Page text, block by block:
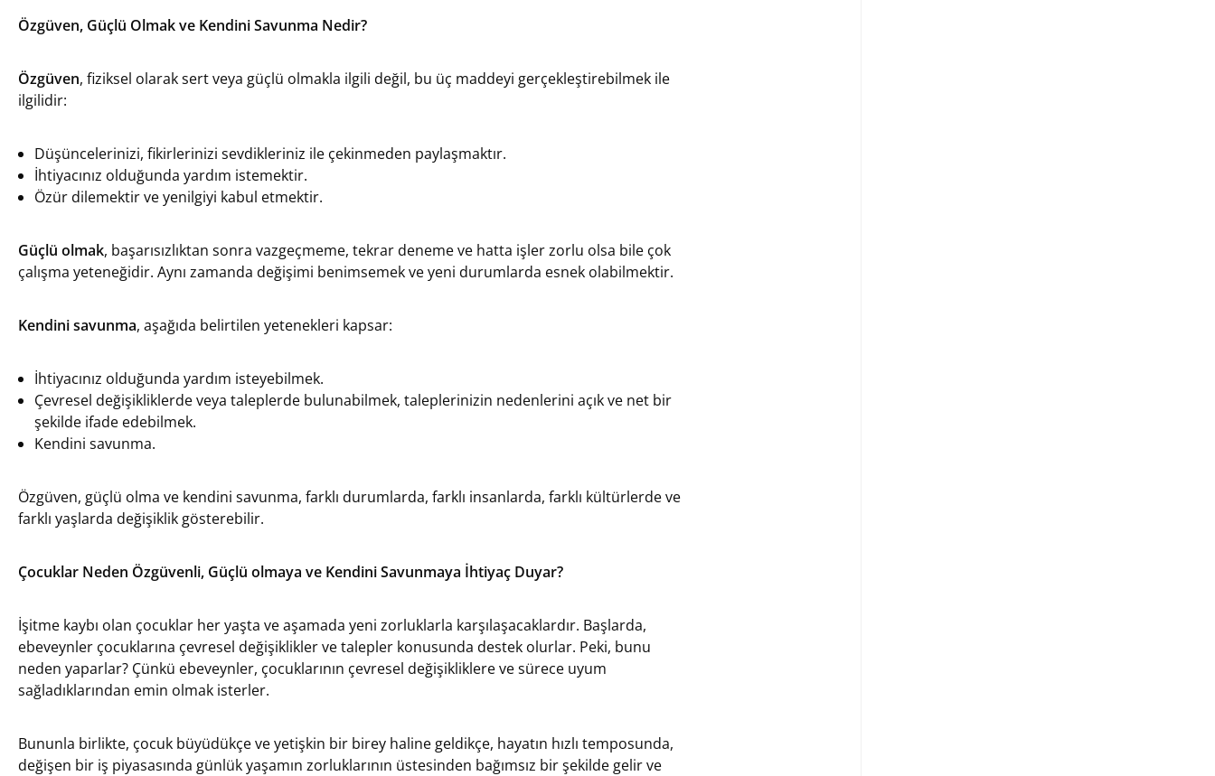
Özgüven, Güçlü Olmak ve Kendini Savunma Nedir?
Özgüven, fiziksel olarak sert veya güçlü olmakla ilgili değil, bu üç maddeyi gerçekleştirebilmek ile
ilgilidir:
Düşüncelerinizi, fikirlerinizi sevdikleriniz ile çekinmeden paylaşmaktır.
İhtiyacınız olduğunda yardım istemektir.
Özür dilemektir ve yenilgiyi kabul etmektir.
Güçlü olmak, başarısızlıktan sonra vazgeçmeme, tekrar deneme ve hatta işler zorlu olsa bile çok
çalışma yeteneğidir. Aynı zamanda değişimi benimsemek ve yeni durumlarda esnek olabilmektir.
Kendini savunma, aşağıda belirtilen yetenekleri kapsar:
İhtiyacınız olduğunda yardım isteyebilmek.
Çevresel değişikliklerde veya taleplerde bulunabilmek, taleplerinizin nedenlerini açık ve net bir
şekilde ifade edebilmek.
Kendini savunma.
Özgüven, güçlü olma ve kendini savunma, farklı durumlarda, farklı insanlarda, farklı kültürlerde ve
farklı yaşlarda değişiklik gösterebilir.
Çocuklar Neden Özgüvenli, Güçlü olmaya ve Kendini Savunmaya İhtiyaç Duyar?
İşitme kaybı olan çocuklar her yaşta ve aşamada yeni zorluklarla karşılaşacaklardır. Başlarda,
ebeveynler çocuklarına çevresel değişiklikler ve talepler konusunda destek olurlar. Peki, bunu
neden yaparlar? Çünkü ebeveynler, çocuklarının çevresel değişikliklere ve sürece uyum
sağladıklarından emin olmak isterler.
Bununla birlikte, çocuk büyüdükçe ve yetişkin bir birey haline geldikçe, hayatın hızlı temposunda,
değişen bir iş piyasasında günlük yaşamın zorluklarının üstesinden bağımsız bir şekilde gelir ve